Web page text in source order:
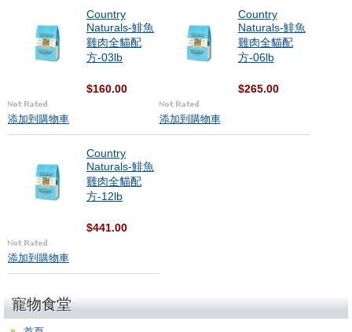
Country
Naturals-鯡魚
雞肉全貓配
方-03lb
$160.00
添加到購物車
Country
Naturals-鯡魚
雞肉全貓配
方-06lb
$265.00
添加到購物車
Country
Naturals-鯡魚
雞肉全貓配
方-12lb
$441.00
添加到購物車
寵物食堂